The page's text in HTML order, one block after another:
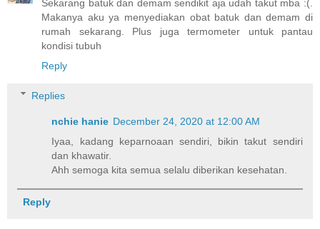
Sekarang batuk dan demam sendikit aja udah takut mba :(.
Makanya aku ya menyediakan obat batuk dan demam di
rumah sekarang. Plus juga termometer untuk pantau
kondisi tubuh
Reply
Replies
nchie hanie December 24, 2020 at 12:00 AM
Iyaa, kadang keparnoaan sendiri, bikin takut sendiri
dan khawatir.
Ahh semoga kita semua selalu diberikan kesehatan.
Reply